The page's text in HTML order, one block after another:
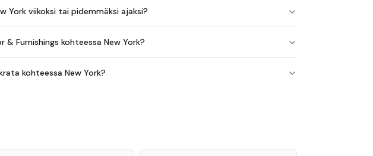
York viikoksi tai pidemmäksi ajaksi?
Furnishings kohteessa New York?
kohteessa New York?